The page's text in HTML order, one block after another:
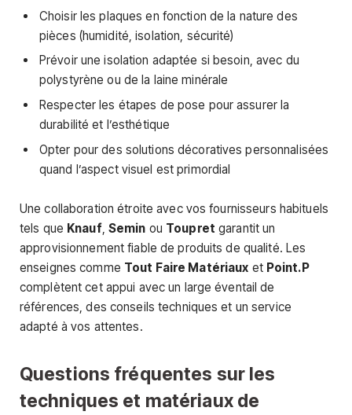
Choisir les plaques en fonction de la nature des
pièces (humidité, isolation, sécurité)
Prévoir une isolation adaptée si besoin, avec du
polystyrène ou de la laine minérale
Respecter les étapes de pose pour assurer la
durabilité et l’esthétique
Opter pour des solutions décoratives personnalisées
quand l’aspect visuel est primordial
Une collaboration étroite avec vos fournisseurs habituels
tels que Knauf, Semin ou Toupret garantit un
approvisionnement fiable de produits de qualité. Les
enseignes comme Tout Faire Matériaux et Point.P
complètent cet appui avec un large éventail de
références, des conseils techniques et un service
adapté à vos attentes.
Questions fréquentes sur les
techniques et matériaux de